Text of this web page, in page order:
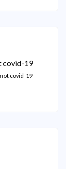
covid-19
covid-19